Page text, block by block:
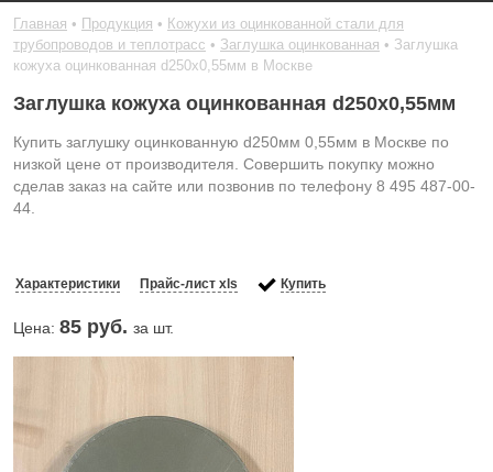
Главная Продукция
Кожухи из оцинкованной стали для
трубопроводов и теплотрасс
Заглушка оцинкованная
Заглушка
кожуха оцинкованная d250х0,55мм в Москве
Заглушка кожуха оцинкованная d250х0,55мм
Купить заглушку оцинкованную d250мм 0,55мм в Москве по
низкой цене от производителя. Совершить покупку можно
сделав заказ на сайте или позвонив по телефону 8 495 487-00-
44.
Характеристики Прайс-лист xls Купить
Цена: 85 руб. за шт.